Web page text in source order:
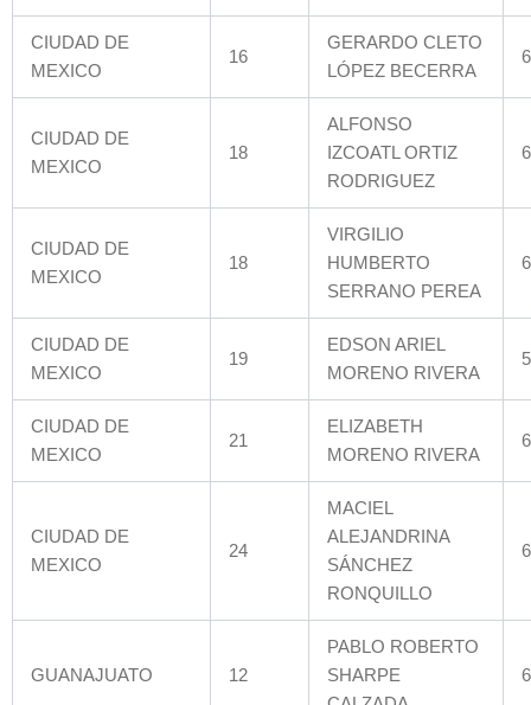
CIUDAD DE
MEXICO
16
GERARDO CLETO
LÓPEZ BECERRA
CIUDAD DE
MEXICO
18
ALFONSO
IZCOATL ORTIZ
RODRIGUEZ
CIUDAD DE
MEXICO
18
VIRGILIO
HUMBERTO
SERRANO PEREA
CIUDAD DE
MEXICO
19
EDSON ARIEL
MORENO RIVERA
CIUDAD DE
MEXICO
21
ELIZABETH
MORENO RIVERA
CIUDAD DE
MEXICO
24
MACIEL
ALEJANDRINA
SÁNCHEZ
RONQUILLO
GUANAJUATO 12
PABLO ROBERTO
SHARPE